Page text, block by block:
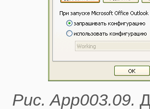
Рис. App003.09.